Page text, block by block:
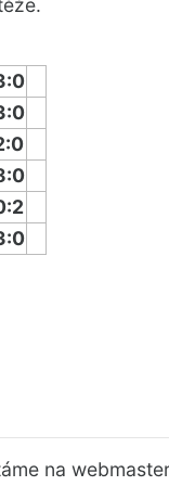
na webmaster